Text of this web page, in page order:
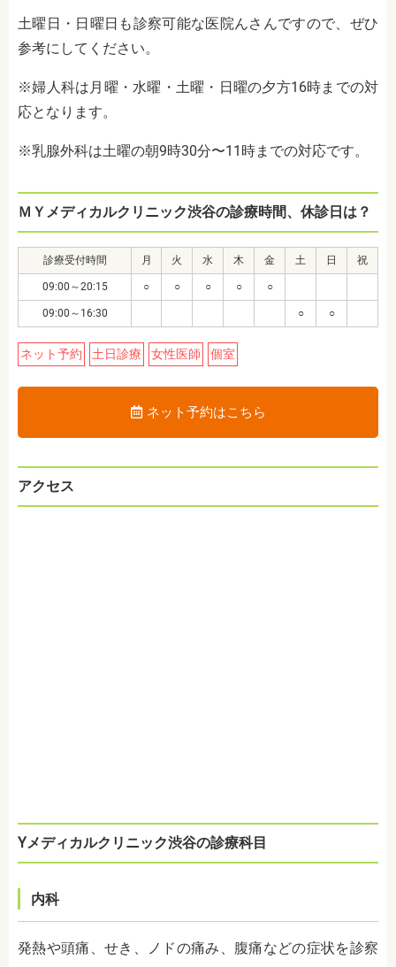
土曜日・日曜日も診察可能な医院んさんですので、ぜひ
参考にしてください。
※婦人科は月曜・水曜・土曜・日曜の夕方16時までの対
応となります。
※乳腺外科は土曜の朝9時30分〜11時までの対応です。
ＭＹメディカルクリニック渋谷の診療時間、休診日は？
診療受付時間 月 火 水 木 金 土 日 祝
09:00～20:15 ○ ○ ○ ○ ○
09:00～16:30 ○ ○
ネット予約 土日診療 女性医師 個室
ネット予約はこちら
アクセス
Yメディカルクリニック渋谷の診療科目
内科
発熱や頭痛、せき、ノドの痛み、腹痛などの症状を診察